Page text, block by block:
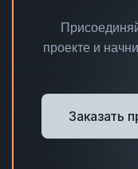
проекте и
Заказать